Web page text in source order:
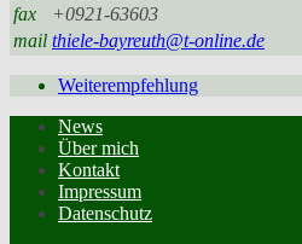
fax
+0921-63603
mail thiele-bayreuth@t-online.de
Weiterempfehlung
News
Über mich
Kontakt
Impressum
Datenschutz